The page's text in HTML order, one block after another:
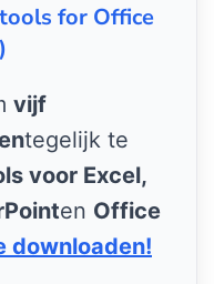
for Office
vijf
tegelijk te
voor Excel,
en Office
downloaden!